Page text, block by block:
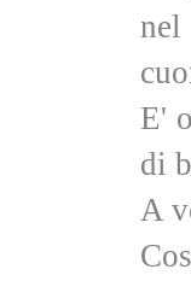
nel
E'
di
A